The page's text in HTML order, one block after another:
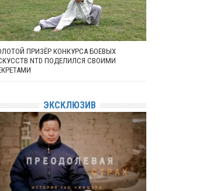
ПРИЗЁР КОНКУРСА БОЕВЫХ
NTD ПОДЕЛИЛСЯ СВОИМИ
ЭКСКЛЮЗИВ